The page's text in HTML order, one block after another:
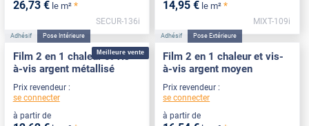
26,73 € le m² *
SECUR-136i
14,95 € le m² *
MIXT-109i
Meilleure vente
Adhésif Pose Intérieure
Film 2 en 1 chaleur et vis-
à-vis argent métallisé
Prix revendeur :
se connecter
à partir de
Adhésif Pose Extérieure
Film 2 en 1 chaleur et vis-
à-vis argent moyen
Prix revendeur :
se connecter
à partir de